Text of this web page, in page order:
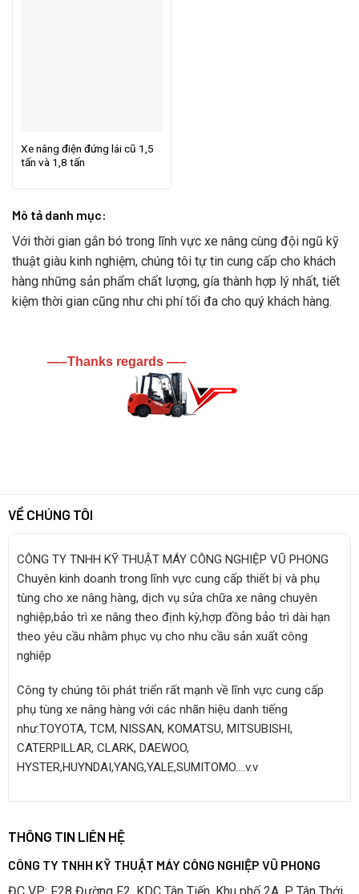
Xe nâng điện đứng lái cũ 1,5
tấn và 1,8 tấn
Mô tả danh mục:
Với thời gian gắn bó trong lĩnh vực xe nâng cùng đội ngũ kỹ
thuật giàu kinh nghiệm, chúng tôi tự tin cung cấp cho khách
hàng những sản phẩm chất lượng, gía thành hợp lý nhất, tiết
kiệm thời gian cũng như chi phí tối đa cho quý khách hàng.
—–Thanks regards —–
VỀ CHÚNG TÔI
CÔNG TY TNHH KỸ THUẬT MÁY CÔNG NGHIỆP VŨ PHONG
Chuyên kinh doanh trong lĩnh vực cung cấp thiết bị và phụ
tùng cho xe nâng hàng, dịch vụ sửa chữa xe nâng chuyên
nghiệp,bảo trì xe nâng theo định kỳ,hợp đồng bảo trì dài hạn
theo yêu cầu nhằm phục vụ cho nhu cầu sản xuất công
nghiệp
Công ty chúng tôi phát triển rất mạnh về lĩnh vực cung cấp
phụ tùng xe nâng hàng với các nhãn hiệu danh tiếng
như:TOYOTA, TCM, NISSAN, KOMATSU, MITSUBISHI,
CATERPILLAR, CLARK, DAEWOO,
HYSTER,HUYNDAI,YANG,YALE,SUMITOMO….v.v
THÔNG TIN LIÊN HỆ
CÔNG TY TNHH KỸ THUẬT MÁY CÔNG NGHIỆP VŨ PHONG